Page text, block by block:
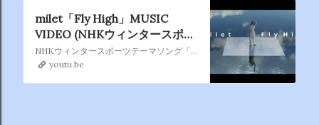
milet「Fly High」MUSIC
VIDEO (NHKウィンタースポー
ツテーマソング・先行配信中)
NHKウィンタースポーツテーマソング「Fly High」 先行配信中！ダウンロード・ストリーミング配信はコチラ⇒ https://milet.lnk.to/visions2022年2月2日(水)2ndアルバム「visions」発売！！アルバムの予約はコチラ→ https://milet.lnk.to/202202...
youtu.be